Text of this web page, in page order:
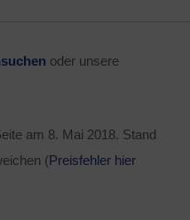
oder unsere
am 8. Mai 2018. Stand
(Preisfehler hier